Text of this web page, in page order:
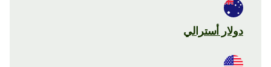
دولار أسترالي